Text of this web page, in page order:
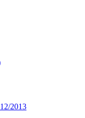
2013